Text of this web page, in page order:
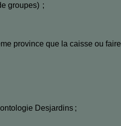
groupes) ;
province que la caisse ou faire
Desjardins ;